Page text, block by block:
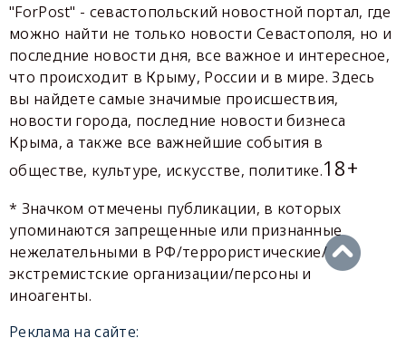
"ForPost" - севастопольский новостной портал, где
можно найти не только новости Севастополя, но и
последние новости дня, все важное и интересное,
что происходит в Крыму, России и в мире. Здесь
вы найдете самые значимые происшествия,
новости города, последние новости бизнеса
Крыма, а также все важнейшие события в
обществе, культуре, искусстве, политике.18+
* Значком отмечены публикации, в которых
упоминаются запрещенные или признанные
нежелательными в РФ/террористические/
экстремистские организации/персоны и
иноагенты.
Реклама на сайте: